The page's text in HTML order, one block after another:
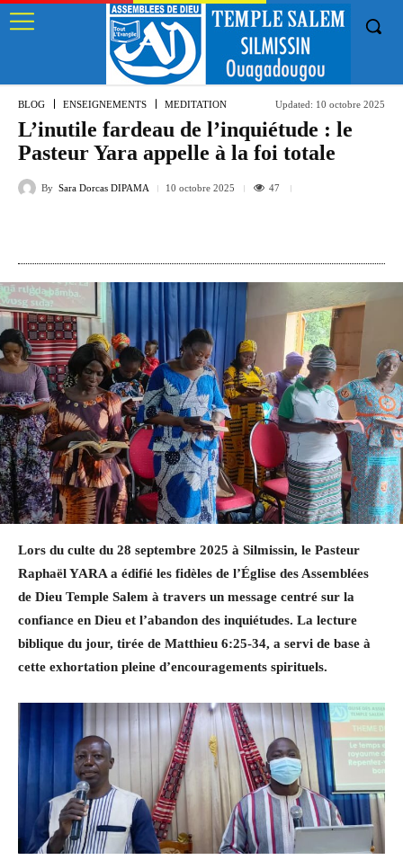
BLOG ENSEIGNEMENTS MEDITATION Updated: 10 octobre 2025
L’inutile fardeau de l’inquiétude : le
Pasteur Yara appelle à la foi totale
By Sara Dorcas DIPAMA 10 octobre 2025 47
Lors du culte du 28 septembre 2025 à Silmissin, le Pasteur
Raphaël YARA a édifié les fidèles de l’Église des Assemblées
de Dieu Temple Salem à travers un message centré sur la
confiance en Dieu et l’abandon des inquiétudes. La lecture
biblique du jour, tirée de Matthieu 6:25-34, a servi de base à
cette exhortation pleine d’encouragements spirituels.